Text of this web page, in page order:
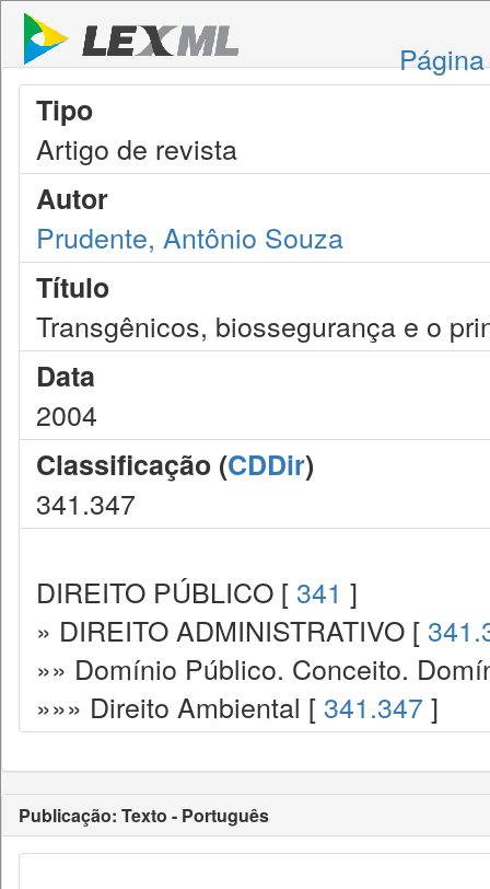
Tipo
Artigo de revista
Autor
Prudente, Antônio Souza
Título
Transgênicos, biossegurança e o
Data
2004
Classificação (CDDir)
341.347
DIREITO PÚBLICO [ 341 ]
» DIREITO ADMINISTRATIVO [
»» Domínio Público. Conceito.
»»» Direito Ambiental [ 341.347 ]
Publicação: Texto - Português